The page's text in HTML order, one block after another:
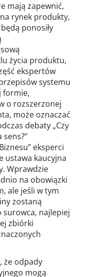
mają zapewnić,
rynek produkty,
ponosiły
życia produktu,
ekspertów
systemu
formie,
o rozszerzonej
może oznaczać
debaty „Czy
eksperci
ustawa kaucyjna
Wprawdzie
na obowiązki
ale jeśli w tym
zostaną
surowca, najlepiej
zbiórki
że odpady
mogą